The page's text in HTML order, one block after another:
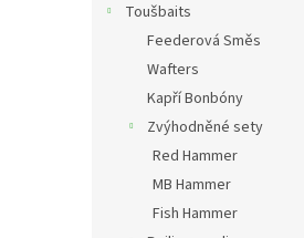
Toušbaits
Feederová Směs
Wafters
Kapří Bonbóny
Zvýhodněné sety
Red Hammer
MB Hammer
Fish Hammer